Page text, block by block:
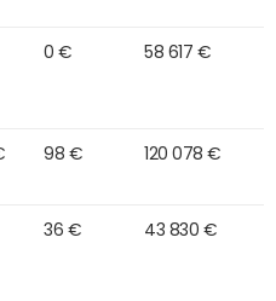
0 € 58 617 €
98 € 120 078 €
36 € 43 830 €